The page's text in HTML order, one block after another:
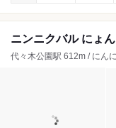
ニンニクバル にょ
代々木公園駅 612m / にん